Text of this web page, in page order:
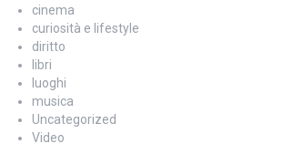
cinema
curiosità e lifestyle
diritto
libri
luoghi
musica
Uncategorized
Video